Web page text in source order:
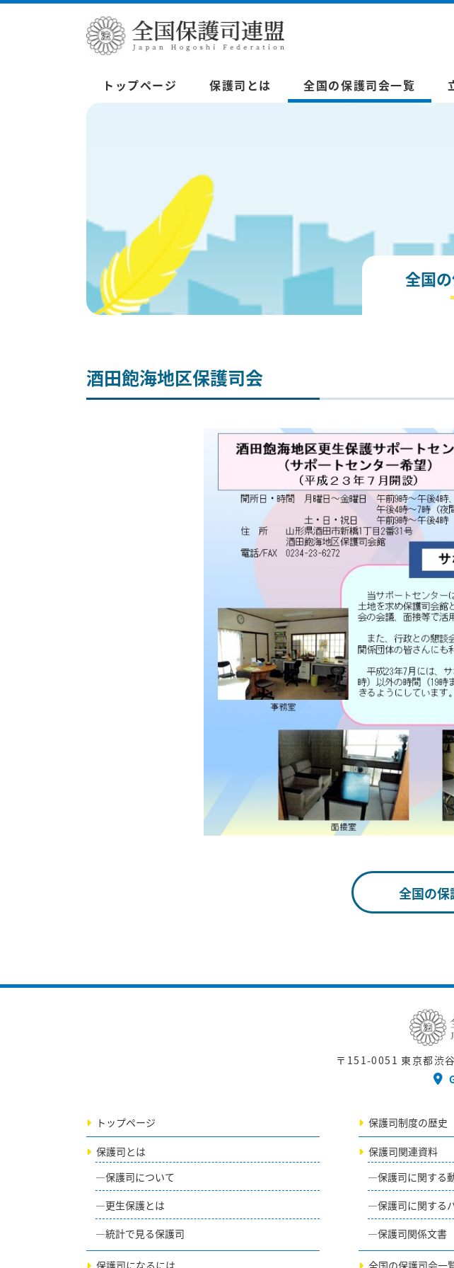
トップページ 保護司とは 全国の保護司会一覧
全国
酒田飽海地区保護司会
全国の保
〒151-0051 東京都渋
トップページ
保護司とは
保護司について
更生保護とは
統計で見る保護司
保護司になるには
保護司制度の歴史
保護司関連資料
保護司に関する
保護司に関する
保護司関係文書
全国の保護司会一